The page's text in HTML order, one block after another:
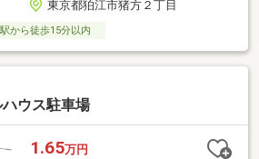
東京都狛江市猪方２丁目
駅から徒歩15分以内
ウス駐車場
1.65万円